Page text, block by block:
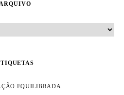
EQUILIBRADA